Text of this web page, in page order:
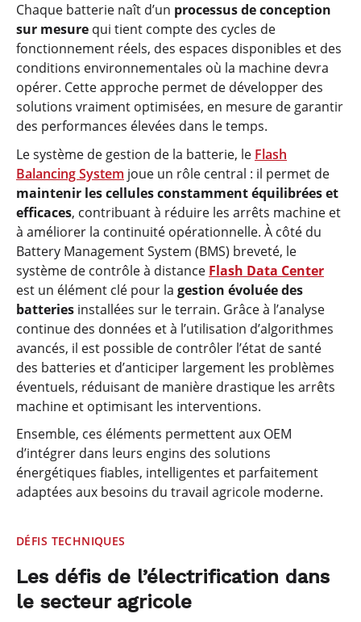
Chaque batterie naît d’un processus de conception
sur mesure qui tient compte des cycles de
fonctionnement réels, des espaces disponibles et des
conditions environnementales où la machine devra
opérer. Cette approche permet de développer des
solutions vraiment optimisées, en mesure de garantir
des performances élevées dans le temps.
Le système de gestion de la batterie, le Flash
Balancing System joue un rôle central : il permet de
maintenir les cellules constamment équilibrées et
efficaces, contribuant à réduire les arrêts machine et
à améliorer la continuité opérationnelle. À côté du
Battery Management System (BMS) breveté, le
système de contrôle à distance Flash Data Center
est un élément clé pour la gestion évoluée des
batteries installées sur le terrain. Grâce à l’analyse
continue des données et à l’utilisation d’algorithmes
avancés, il est possible de contrôler l’état de santé
des batteries et d’anticiper largement les problèmes
éventuels, réduisant de manière drastique les arrêts
machine et optimisant les interventions.
Ensemble, ces éléments permettent aux OEM
d’intégrer dans leurs engins des solutions
énergétiques fiables, intelligentes et parfaitement
adaptées aux besoins du travail agricole moderne.
DÉFIS TECHNIQUES
Les défis de l’électrification dans
le secteur agricole